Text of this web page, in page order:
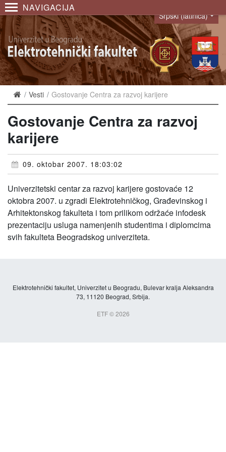
NAVIGACIJA
Language
Srpski (latinica)
Vesti Gostovanje Centra za razvoj karijere
Gostovanje Centra za razvoj
karijere
09. oktobar 2007. 18:03:02
Univerzitetski centar za razvoj karijere gostovaće 12
oktobra 2007. u zgradi Elektrotehničkog, Građevinskog i
Arhitektonskog fakulteta i tom prilikom održaće infodesk
prezentaciju usluga namenjenih studentima i diplomcima
svih fakulteta Beogradskog univerziteta.
Elektrotehnički fakultet, Univerzitet u Beogradu, Bulevar kralja Aleksandra
73, 11120 Beograd, Srbija.
ETF © 2026